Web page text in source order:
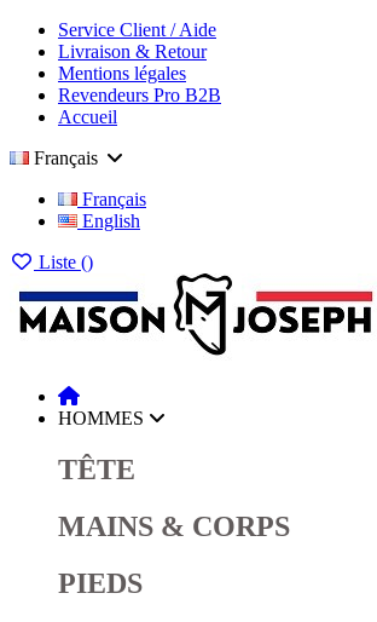
Service Client / Aide
Livraison & Retour
Mentions légales
Revendeurs Pro B2B
Accueil
Français
Français
English
Liste ()
HOMMES
TÊTE
MAINS & CORPS
PIEDS